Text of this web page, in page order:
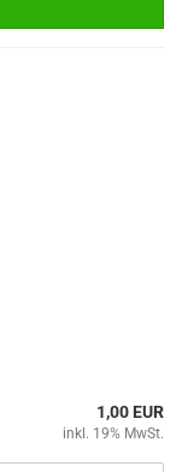
1,00 EUR
inkl. 19% MwSt.